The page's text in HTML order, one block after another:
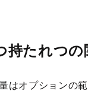
持たれつの
はオプションの